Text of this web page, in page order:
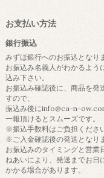
お支払い方法
銀行振込
みずほ銀行へのお振込となり
お振込み名義人がわかるよう
込み下さい。
お振込み確認後に、商品を発
すので、
振込み後にinfo@ca-n-
一報頂けるとスムーズです。
※振込手数料はご負担くださ
※ご入金確認後の発送となり
お振込みのタイミングと営業
ねあいにより、発送までお日
かかる場合があります。